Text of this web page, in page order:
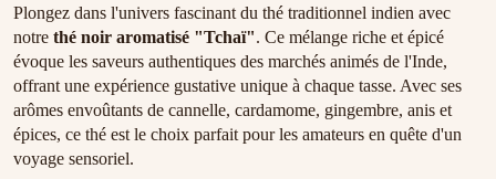
Plongez dans l'univers fascinant du thé traditionnel indien avec
notre thé noir aromatisé "Tchaï". Ce mélange riche et épicé
évoque les saveurs authentiques des marchés animés de l'Inde,
offrant une expérience gustative unique à chaque tasse. Avec ses
arômes envoûtants de cannelle, cardamome, gingembre, anis et
épices, ce thé est le choix parfait pour les amateurs en quête d'un
voyage sensoriel.